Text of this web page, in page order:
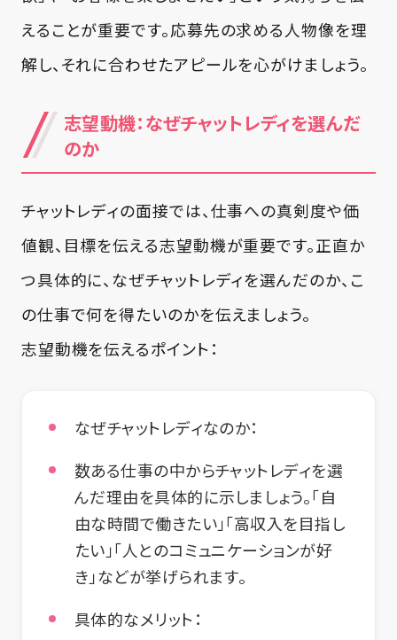
えることが重要です。応募先の求める人物像を理
解し、それに合わせたアピールを心がけましょう。
志望動機：なぜチャットレディを選んだ
のか
チャットレディの面接では、仕事への真剣度や価
値観、目標を伝える志望動機が重要です。正直か
つ具体的に、なぜチャットレディを選んだのか、こ
の仕事で何を得たいのかを伝えましょう。
志望動機を伝えるポイント：
なぜチャットレディなのか：
数ある仕事の中からチャットレディを選
んだ理由を具体的に示しましょう。「自
由な時間で働きたい」「高収入を目指し
たい」「人とのコミュニケーションが好
き」などが挙げられます。
具体的なメリット：